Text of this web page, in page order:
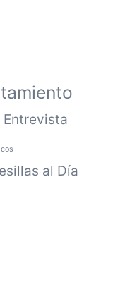
Entrevista
al Día